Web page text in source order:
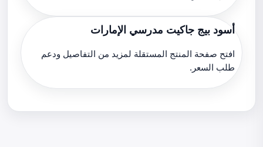
أسود بيج جاكيت مدرسي الإمارات
افتح صفحة المنتج المستقلة لمزيد من التفاصيل ودعم
طلب السعر.